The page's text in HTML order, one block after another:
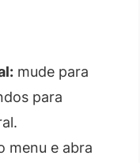
mude para
para
menu e abra